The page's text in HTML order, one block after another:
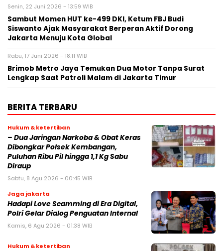
Senin, 22 Juni 2026 - 13:59 WIB
Sambut Momen HUT ke-499 DKI, Ketum FBJ Budi
Siswanto Ajak Masyarakat Berperan Aktif Dorong
Jakarta Menuju Kota Global
Rabu, 17 Juni 2026 - 18:11 WIB
Brimob Metro Jaya Temukan Dua Motor Tanpa Surat
Lengkap Saat Patroli Malam di Jakarta Timur
BERITA TERBARU
Hukum & ketertiban
– Dua Jaringan Narkoba & Obat Keras
Dibongkar Polsek Kembangan,
Puluhan Ribu Pil hingga 1,1 Kg Sabu
Diraup
Sabtu, 8 Agu 2026 - 00:45 WIB
Jaga jakarta
Hadapi Love Scamming di Era Digital,
Polri Gelar Dialog Penguatan Internal
Kamis, 6 Agu 2026 - 01:38 WIB
Hukum & ketertiban